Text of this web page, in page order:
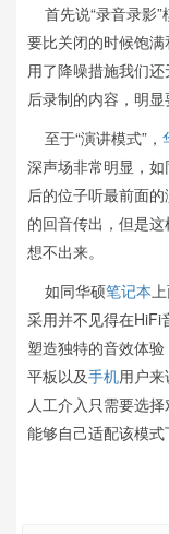
首先说“录音录影”
要比关闭的时候饱
用了降噪措施我们
后录制的内容，明显
至于“演讲模式”，
深声场非常明显，
后的位子听最前面
的回音传出，但是
想不出来。
如同华硕笔记本
采用并不见得在HiFi
塑造独特的音效体
平板以及手机用户
人工介入只需要选择
能够自己适配该模式